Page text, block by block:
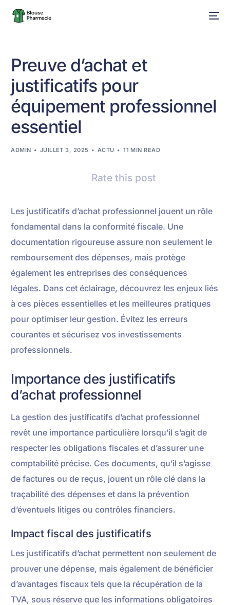
Preuve d’achat et
justificatifs pour
équipement professionnel
essentiel
ADMIN JUILLET 3, 2025 ACTU 11 MIN READ
Rate this post
Les justificatifs d’achat professionnel jouent un rôle
fondamental dans la conformité fiscale. Une
documentation rigoureuse assure non seulement le
remboursement des dépenses, mais protège
également les entreprises des conséquences
légales. Dans cet éclairage, découvrez les enjeux liés
à ces pièces essentielles et les meilleures pratiques
pour optimiser leur gestion. Évitez les erreurs
courantes et sécurisez vos investissements
professionnels.
Importance des justificatifs
d’achat professionnel
La gestion des justificatifs d’achat professionnel
revêt une importance particulière lorsqu’il s’agit de
respecter les obligations fiscales et d’assurer une
comptabilité précise. Ces documents, qu’il s’agisse
de factures ou de reçus, jouent un rôle clé dans la
traçabilité des dépenses et dans la prévention
d’éventuels litiges ou contrôles financiers.
Impact fiscal des justificatifs
Les justificatifs d’achat permettent non seulement de
prouver une dépense, mais également de bénéficier
d’avantages fiscaux tels que la récupération de la
TVA, sous réserve que les informations obligatoires